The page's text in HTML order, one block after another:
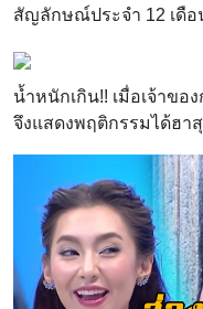
สัญลักษณ์ประจำ 12 เดือ
น้ำหนักเกิน!! เมื่อเจ้าข
จึงแสดงพฤติกรรมได้ฮา